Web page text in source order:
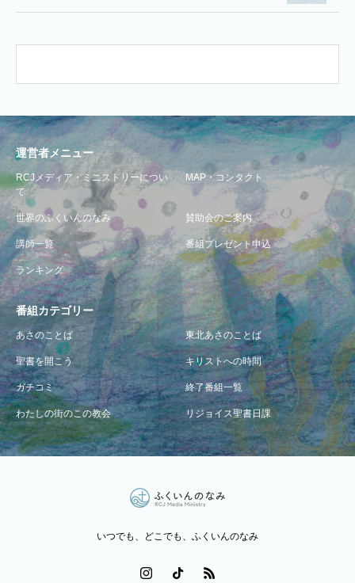
運営者メニュー
RCJメディア・ミニストリーについ
て
MAP・コンタクト
世界のふくいんのなみ 賛助会のご案内
講師一覧 番組プレゼント申込
ランキング
番組カテゴリー
あさのことば 東北あさのことば
聖書を開こう キリストへの時間
ガチコミ 終了番組一覧
わたしの街のこの教会 リジョイス聖書日課
いつでも、どこでも、ふくいんのなみ